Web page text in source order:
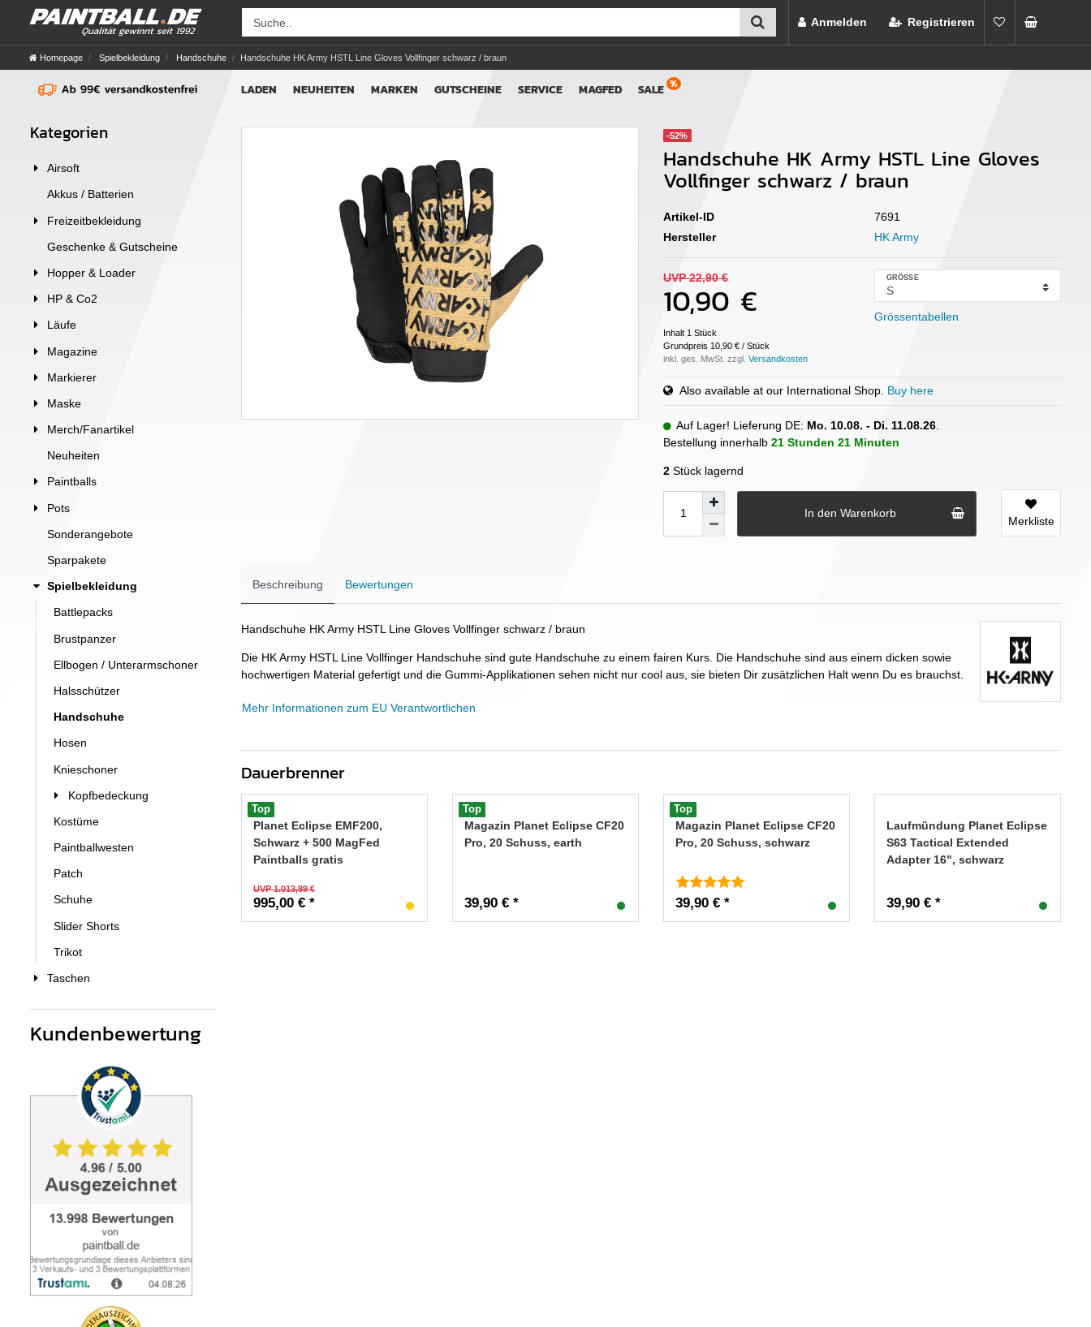
Anmelden Registrieren
Homepage Spielbekleidung Handschuhe Handschuhe HK Army HSTL Line Gloves Vollfinger schwarz / braun
LADEN NEUHEITEN MARKEN GUTSCHEINE SERVICE MAGFED SALE
Kategorien
Airsoft
Akkus / Batterien
Freizeitbekleidung
Geschenke & Gutscheine
Hopper & Loader
HP & Co2
Läufe
Magazine
Markierer
Maske
Merch/Fanartikel
Neuheiten
Paintballs
Pots
Sonderangebote
Sparpakete
Spielbekleidung
Battlepacks
Brustpanzer
Ellbogen / Unterarmschoner
Halsschützer
Handschuhe
Hosen
Knieschoner
Kopfbedeckung
Kostüme
Paintballwesten
Patch
Schuhe
Slider Shorts
Trikot
Taschen
Kundenbewertung
-52%
Handschuhe HK Army HSTL Line Gloves
Vollfinger schwarz / braun
Artikel-ID
7691
Hersteller
HK Army
UVP 22,90 €
10,90 €
Inhalt 1 Stück
Grundpreis 10,90 € / Stück
inkl. ges. MwSt. zzgl.
GRÖSSE
Grössentabellen
Also available at our International Shop. Buy here
Auf Lager! Lieferung DE: Mo. 10.08. - Di. 11.08.26
Bestellung innerhalb 21 Stunden 21 Minuten
2 Stück lagernd
In den Warenkorb
Merkliste
Beschreibung Bewertungen
Handschuhe HK Army HSTL Line Gloves Vollfinger schwarz / braun
Die HK Army HSTL Line Vollfinger Handschuhe sind gute Handschuhe zu einem fairen Kurs. Die Handschuhe sind aus einem dicken sowie
hochwertigen Material gefertigt und die Gummi-Applikationen sehen nicht nur cool aus, sie bieten Dir zusätzlichen Halt wenn Du es brauchst.
Mehr Informationen zum EU Verantwortlichen
Dauerbrenner
Top
Planet Eclipse EMF200,
Schwarz + 500 MagFed
Paintballs gratis
UVP 1.013,89 €
995,00 € *
Top
Magazin Planet Eclipse CF20
Pro, 20 Schuss, earth
39,90 € *
Top
Magazin Planet Eclipse CF20
Pro, 20 Schuss, schwarz
39,90 € *
Laufmündung Planet Eclipse
S63 Tactical Extended
Adapter 16", schwarz
39,90 € *